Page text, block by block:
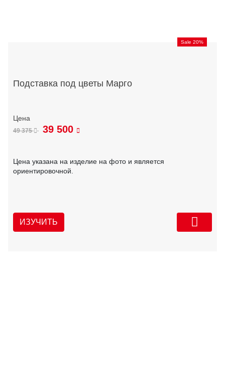
Sale 20%
Подставка под цветы Марго
49 375 39 500
Цена указана на изделие на фото и является
ориентировочной.
ИЗУЧИТЬ